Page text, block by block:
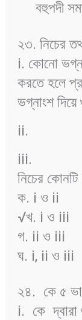
বহুপদী
২৩. নিচের
i. কোনো
করতে হলে
ভগ্নাংশ
ii.
iii.
নিচের
ক. i ও ii
√খ. i ও iii
গ. ii ও iii
ঘ. i, ii ও iii
২৪. কে ৫
i. কে